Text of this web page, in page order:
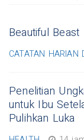
Beautiful Beast
CATATAN HARIAN
Penelitian
untuk Ibu
Pulihkan Luka